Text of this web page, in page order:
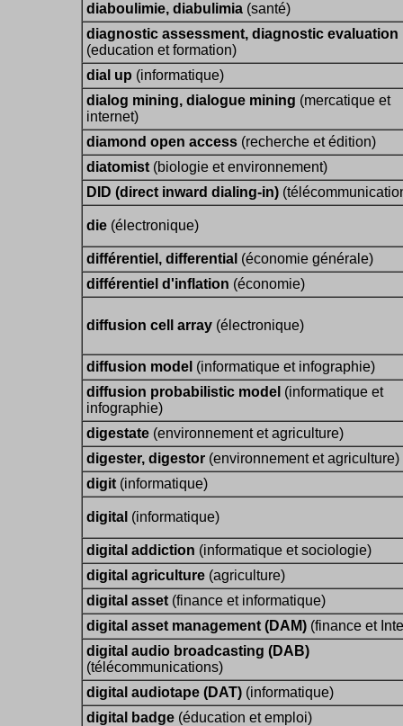
diaboulimie, diabulimia (santé)
diagnostic assessment, diagnostic evaluation
(education et formation)
dial up (informatique)
dialog mining, dialogue mining (mercatique et
internet)
diamond open access (recherche et édition)
diatomist (biologie et environnement)
DID (direct inward dialing-in)
die (électronique)
différentiel, differential (économie générale)
différentiel d'inflation (économie)
diffusion cell array (électronique)
diffusion model (informatique et infographie)
diffusion probabilistic model (informatique et
infographie)
digestate (environnement et agriculture)
digester, digestor (environnement et agriculture)
digit (informatique)
digital (informatique)
digital addiction (informatique et sociologie)
digital agriculture (agriculture)
digital asset (finance et informatique)
digital asset management (DAM) (finance et
digital audio broadcasting (DAB)
(télécommunications)
digital audiotape (DAT) (informatique)
digital badge (éducation et emploi)